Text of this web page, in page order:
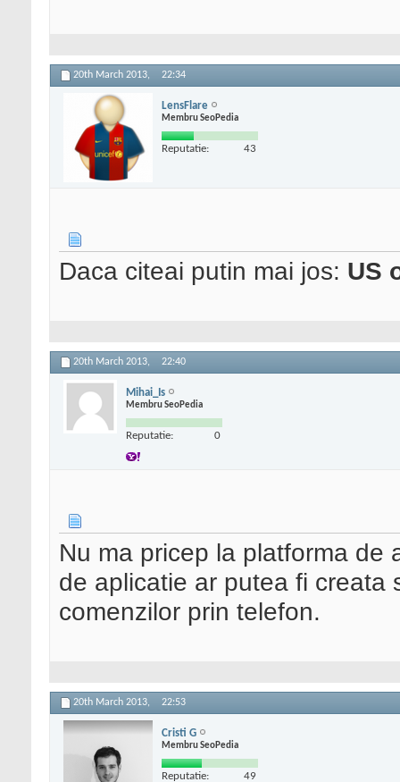
20th March 2013, 22:34
LensFlare
Membru SeoPedia
Reputatie: 43
Daca citeai putin mai jos: US
20th March 2013, 22:40
Mihai_Is
Membru SeoPedia
Reputatie: 0
Nu ma pricep la platforma de
de aplicatie ar putea fi creata
comenzilor prin telefon.
20th March 2013, 22:53
Cristi G
Membru SeoPedia
Reputatie: 49